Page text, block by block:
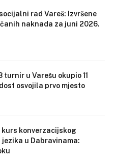
rad Vareš: Izvršene
naknada za juni 2026.
turnir u Varešu okupio 11
osvojila prvo mjesto
konverzacijskog
u Dabravinama: